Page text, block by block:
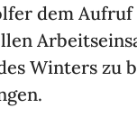
dem
Winters zu